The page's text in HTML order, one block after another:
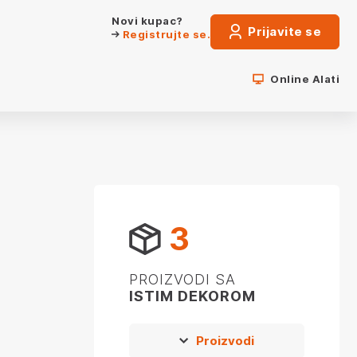
Novi kupac?
Registrujte se.
Prijavite se
Online Alati
3
PROIZVODI SA
ISTIM DEKOROM
Proizvodi